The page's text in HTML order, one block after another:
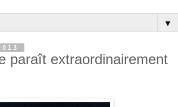
▼
paraît extraordinairement